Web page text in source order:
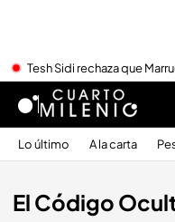
Tesh Sidi rechaza que
Lo último A la carta
El Código